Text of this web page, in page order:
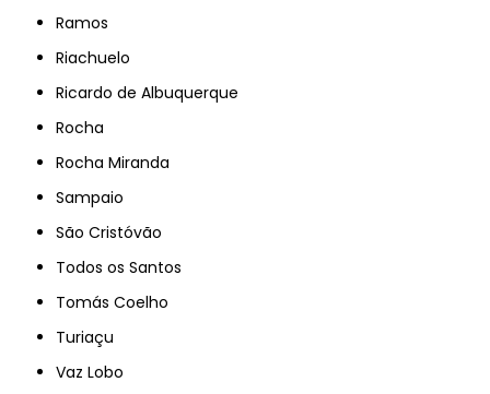
Ramos
Riachuelo
Ricardo de Albuquerque
Rocha
Rocha Miranda
Sampaio
São Cristóvão
Todos os Santos
Tomás Coelho
Turiaçu
Vaz Lobo